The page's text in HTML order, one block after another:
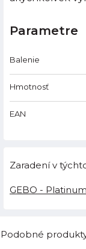
Parametre
Balenie
Hmotnosť
EAN
Zaradení v
GEBO - Platinum
Podobné